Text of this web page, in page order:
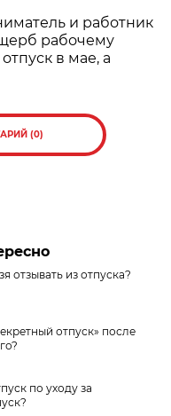
и работник
рабочему
в мае, а
(0)
отзывать из отпуска?
отпуск» после
по уходу за